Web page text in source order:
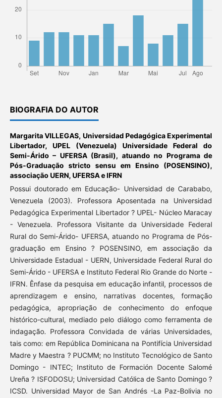
BIOGRAFIA DO AUTOR
Margarita VILLEGAS, Universidad Pedagógica Experimental
Libertador, UPEL (Venezuela) Universidade Federal do
Semi-Árido – UFERSA (Brasil), atuando no Programa de
Pós-Graduação stricto sensu em Ensino (POSENSINO),
associação UERN, UFERSA e IFRN
Possui doutorado em Educação- Universidad de Carababo,
Venezuela (2003). Professora Aposentada na Universidad
Pedagógica Experimental Libertador ? UPEL- Núcleo Maracay
- Venezuela. Professora Visitante da Universidade Federal
Rural do Semi-Árido- UFERSA, atuando no Programa de Pós-
graduação em Ensino ? POSENSINO, em associação da
Universidade Estadual - UERN, Universidade Federal Rural do
Semi-Árido - UFERSA e Instituto Federal Rio Grande do Norte -
IFRN. Ênfase da pesquisa em educação infantil, processos de
aprendizagem e ensino, narrativas docentes, formação
pedagógica, apropriação de conhecimento do enfoque
histórico-cultural, mediado pelo diálogo como ferramenta de
indagação. Professora Convidada de várias Universidades,
tais como: em República Dominicana na Pontifícia Universidad
Madre y Maestra ? PUCMM; no Instituto Tecnológico de Santo
Domingo - INTEC; Instituto de Formación Docente Salomé
Ureña ? ISFODOSU; Universidad Católica de Santo Domingo ?
ICSD. Universidad Mayor de San Andrés -La Paz-Bolivia no